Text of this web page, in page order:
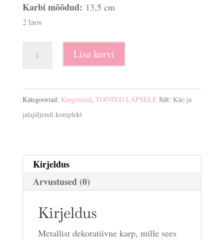
Karbi mõõdud: 13,5 cm
2 laos
Lisa korvi
Kategooriad: Kingitused, TOOTED LAPSELE Silt: Käe-ja
jalajäljendi komplekt
Kirjeldus
Arvustused (0)
Kirjeldus
Metallist dekoratiivne karp, mille sees